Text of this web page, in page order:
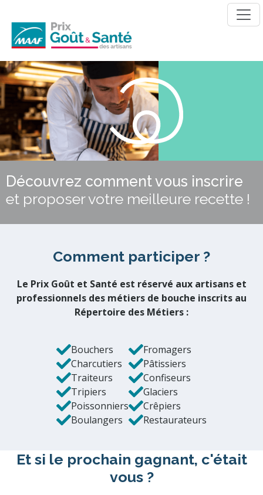
Découvrez comment vous inscrire
et proposer votre meilleure recette !
Comment participer ?
Le Prix Goût et Santé est réservé aux artisans et
professionnels des métiers de bouche inscrits au
Répertoire des Métiers :
Bouchers
Charcutiers
Traiteurs
Tripiers
Poissonniers
Boulangers
Fromagers
Pâtissiers
Confiseurs
Glaciers
Crêpiers
Restaurateurs
Et si le prochain gagnant, c'était
vous ?